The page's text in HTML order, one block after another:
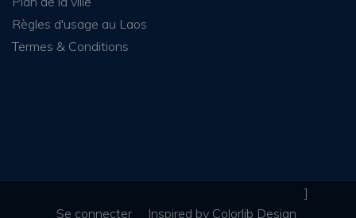
Règles d'usage au Laos
Termes & Conditions
Se connecter Inspired by Colorlib Design
]